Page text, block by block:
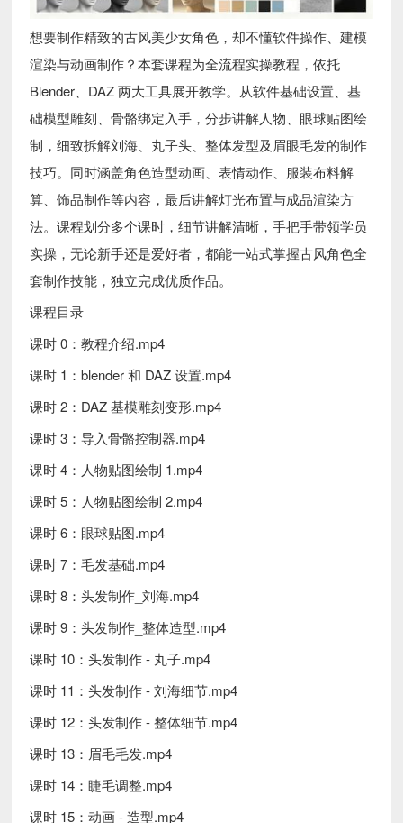
想要制作精致的古风美少女角色，却不懂软件操作、建模
渲染与动画制作？本套课程为全流程实操教程，依托
Blender、DAZ 两大工具展开教学。从软件基础设置、基
础模型雕刻、骨骼绑定入手，分步讲解人物、眼球贴图绘
制，细致拆解刘海、丸子头、整体发型及眉眼毛发的制作
技巧。同时涵盖角色造型动画、表情动作、服装布料解
算、饰品制作等内容，最后讲解灯光布置与成品渲染方
法。课程划分多个课时，细节讲解清晰，手把手带领学员
实操，无论新手还是爱好者，都能一站式掌握古风角色全
套制作技能，独立完成优质作品。
课程目录
课时 0：教程介绍.mp4
课时 1：blender 和 DAZ 设置.mp4
课时 2：DAZ 基模雕刻变形.mp4
课时 3：导入骨骼控制器.mp4
课时 4：人物贴图绘制 1.mp4
课时 5：人物贴图绘制 2.mp4
课时 6：眼球贴图.mp4
课时 7：毛发基础.mp4
课时 8：头发制作_刘海.mp4
课时 9：头发制作_整体造型.mp4
课时 10：头发制作 - 丸子.mp4
课时 11：头发制作 - 刘海细节.mp4
课时 12：头发制作 - 整体细节.mp4
课时 13：眉毛毛发.mp4
课时 14：睫毛调整.mp4
课时 15：动画 - 造型.mp4